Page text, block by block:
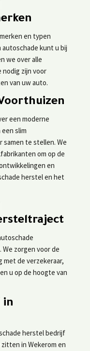
en typen
autoschade kunt u bij
we over alle
nodig zijn voor
van uw auto.
een moderne
slim
samen te stellen. We
om op de
en
herstel en het
zorgen voor de
met de verzekeraar,
u op de hoogte van
in
herstel bedrijf
in Wekerom en